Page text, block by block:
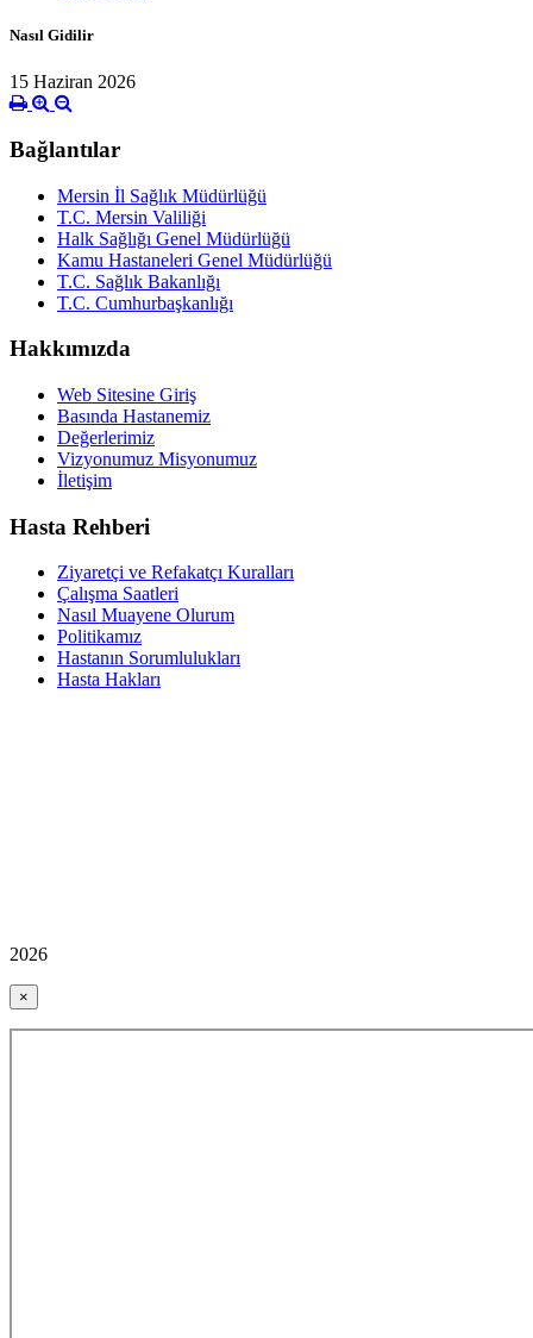
Nasıl Gidilir
15 Haziran 2026
Bağlantılar
Mersin İl Sağlık Müdürlüğü
T.C. Mersin Valiliği
Halk Sağlığı Genel Müdürlüğü
Kamu Hastaneleri Genel Müdürlüğü
T.C. Sağlık Bakanlığı
T.C. Cumhurbaşkanlığı
Hakkımızda
Web Sitesine Giriş
Basında Hastanemiz
Değerlerimiz
Vizyonumuz Misyonumuz
İletişim
Hasta Rehberi
Ziyaretçi ve Refakatçı Kuralları
Çalışma Saatleri
Nasıl Muayene Olurum
Politikamız
Hastanın Sorumlulukları
Hasta Hakları
2026
×